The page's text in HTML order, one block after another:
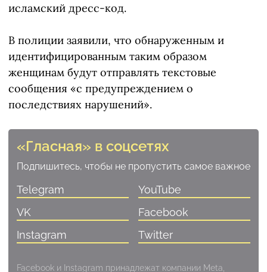
исламский дресс-код.
В полиции заявили, что обнаруженным и
идентифицированным таким образом
женщинам будут отправлять текстовые
сообщения «с предупреждением о
последствиях нарушений».
«Гласная» в соцсетях
Подпишитесь, чтобы не пропустить самое важное
Telegram
YouTube
VK
Facebook
Instagram
Twitter
Facebook и Instagram принадлежат компании Meta,